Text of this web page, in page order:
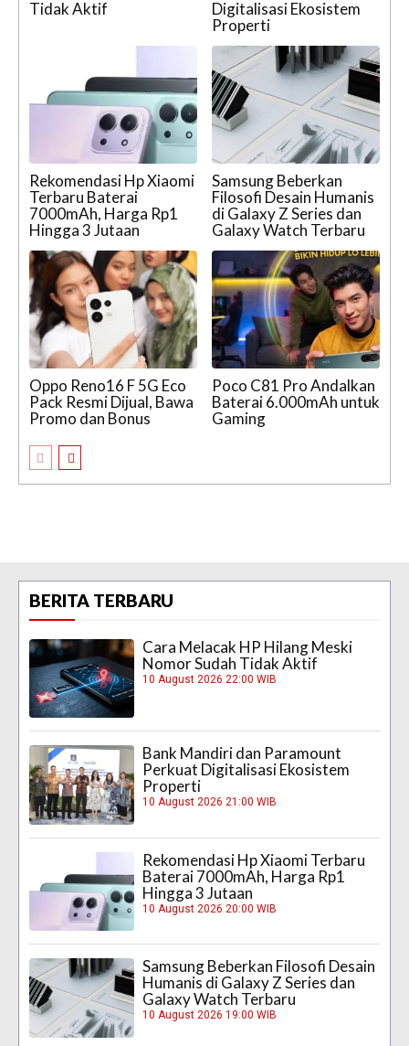
Tidak Aktif
Digitalisasi Ekosistem
Properti
Rekomendasi Hp Xiaomi
Terbaru Baterai
7000mAh, Harga Rp1
Hingga 3 Jutaan
Samsung Beberkan
Filosofi Desain Humanis
di Galaxy Z Series dan
Galaxy Watch Terbaru
Oppo Reno16 F 5G Eco
Pack Resmi Dijual, Bawa
Promo dan Bonus
Poco C81 Pro Andalkan
Baterai 6.000mAh untuk
Gaming
BERITA TERBARU
Cara Melacak HP Hilang Meski
Nomor Sudah Tidak Aktif
10 August 2026 22:00 WIB
Bank Mandiri dan Paramount
Perkuat Digitalisasi Ekosistem
Properti
10 August 2026 21:00 WIB
Rekomendasi Hp Xiaomi Terbaru
Baterai 7000mAh, Harga Rp1
Hingga 3 Jutaan
10 August 2026 20:00 WIB
Samsung Beberkan Filosofi Desain
Humanis di Galaxy Z Series dan
Galaxy Watch Terbaru
10 August 2026 19:00 WIB